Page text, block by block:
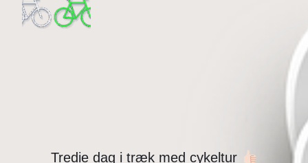
Tredie dag i træk med cykeltur